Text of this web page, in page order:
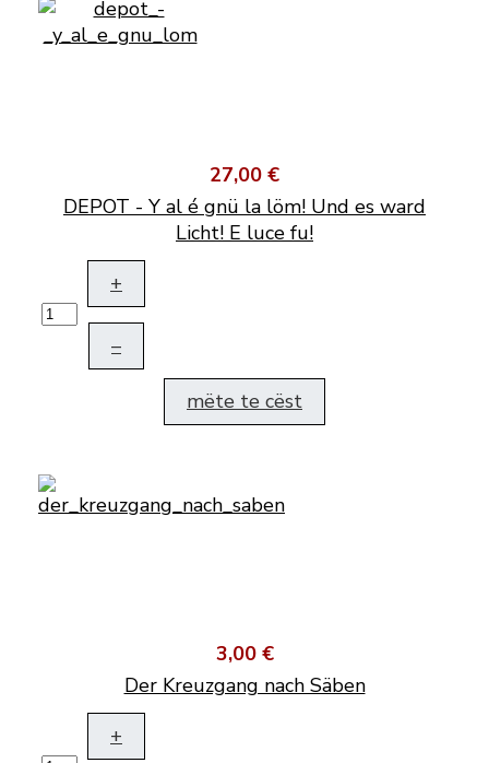
27,00 €
DEPOT - Y al é gnü la löm! Und es ward
Licht! E luce fu!
+
–
mëte te cëst
3,00 €
Der Kreuzgang nach Säben
+